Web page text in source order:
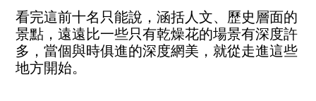
看完這前十名只能說，涵括人文、歷史層面的
景點，遠遠比一些只有乾燥花的場景有深度許
多，當個與時俱進的深度網美，就從走進這些
地方開始。